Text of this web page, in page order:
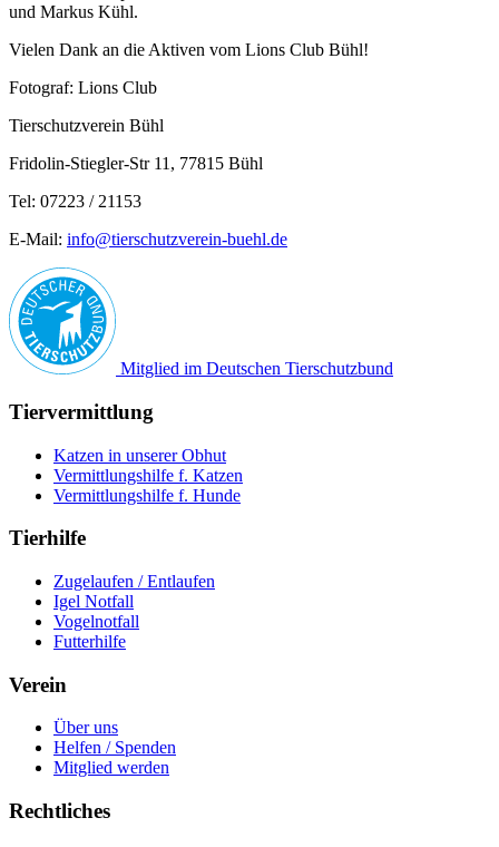
und Markus Kühl.
Vielen Dank an die Aktiven vom Lions Club Bühl!
Fotograf: Lions Club
Tierschutzverein Bühl
Fridolin-Stiegler-Str 11, 77815 Bühl
Tel: 07223 / 21153
E-Mail: info@tierschutzverein-buehl.de
Mitglied im Deutschen Tierschutzbund
Tiervermittlung
Katzen in unserer Obhut
Vermittlungshilfe f. Katzen
Vermittlungshilfe f. Hunde
Tierhilfe
Zugelaufen / Entlaufen
Igel Notfall
Vogelnotfall
Futterhilfe
Verein
Über uns
Helfen / Spenden
Mitglied werden
Rechtliches